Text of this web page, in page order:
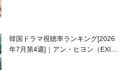
韓国ドラマ視聴率ランキング[2026
年7月第4週]｜アン・ヒヨン（EXID